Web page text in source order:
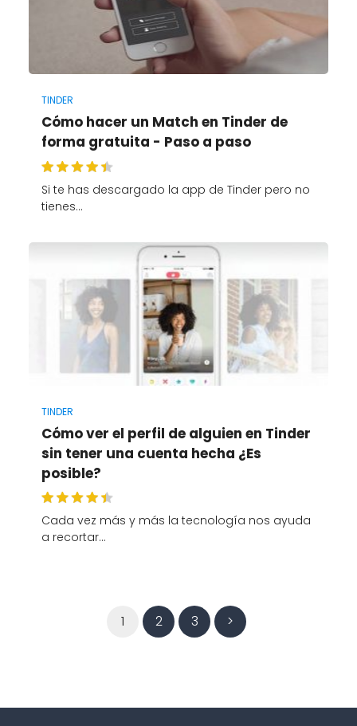
TINDER
Cómo hacer un Match en Tinder de
forma gratuita - Paso a paso
Si te has descargado la app de Tinder pero no
tienes…
TINDER
Cómo ver el perfil de alguien en Tinder
sin tener una cuenta hecha ¿Es
posible?
Cada vez más y más la tecnología nos ayuda
a recortar…
1 2 3 >